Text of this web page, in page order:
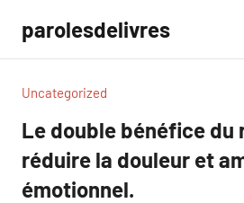
contenu
parolesdelivres
Uncategorized
Le double bénéfice du
réduire la douleur et
émotionnel.